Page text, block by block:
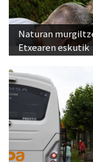
Naturan
Etxearen eskutik